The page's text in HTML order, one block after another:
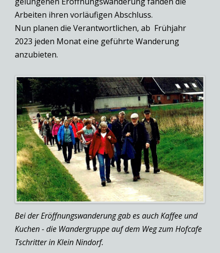
Arbeiten ihren vorläufigen Abschluss.
Nun planen die Verantwortlichen, ab Frühjahr
2023 jeden Monat eine geführte Wanderung
anzubieten.
Bei der Eröffnungswanderung gab es auch Kaffee und
Kuchen - die Wandergruppe auf dem Weg zum Hofcafe
Tschritter in Klein Nindorf.